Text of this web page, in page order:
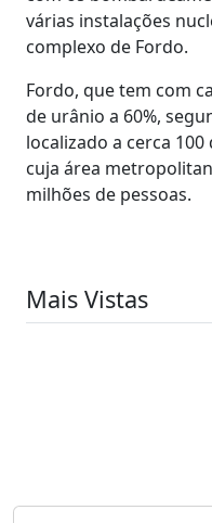
várias instalações
complexo de Fordo.
Fordo, que tem com
de urânio a 60%,
localizado a cerca
cuja área
milhões de pessoas.
Mais Vistas